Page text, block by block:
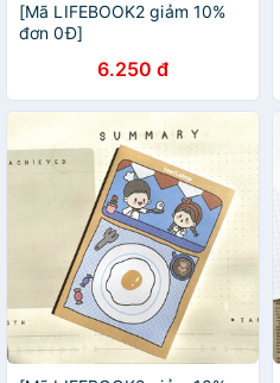
[Mã LIFEBOOK2 giảm 10%
đơn 0Đ]
6.250 đ